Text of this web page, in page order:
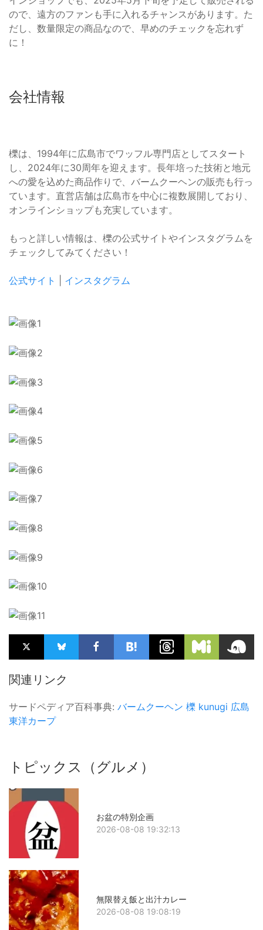
ので、遠方のファンも手に入れるチャンスがあります。た
だし、数量限定の商品なので、早めのチェックを忘れず
に！
会社情報
櫟は、1994年に広島市でワッフル専門店としてスタート
し、2024年に30周年を迎えます。長年培った技術と地元
への愛を込めた商品作りで、バームクーヘンの販売も行っ
ています。直営店舗は広島市を中心に複数展開しており、
オンラインショップも充実しています。
もっと詳しい情報は、櫟の公式サイトやインスタグラムを
チェックしてみてください！
公式サイト インスタグラム
関連リンク
サードペディア百科事典: バームクーヘン 櫟 kunugi 広島
東洋カープ
トピックス（グルメ）
お盆の特別企画
2026-08-08 19:32:13
無限替え飯と出汁カレー
2026-08-08 19:08:19